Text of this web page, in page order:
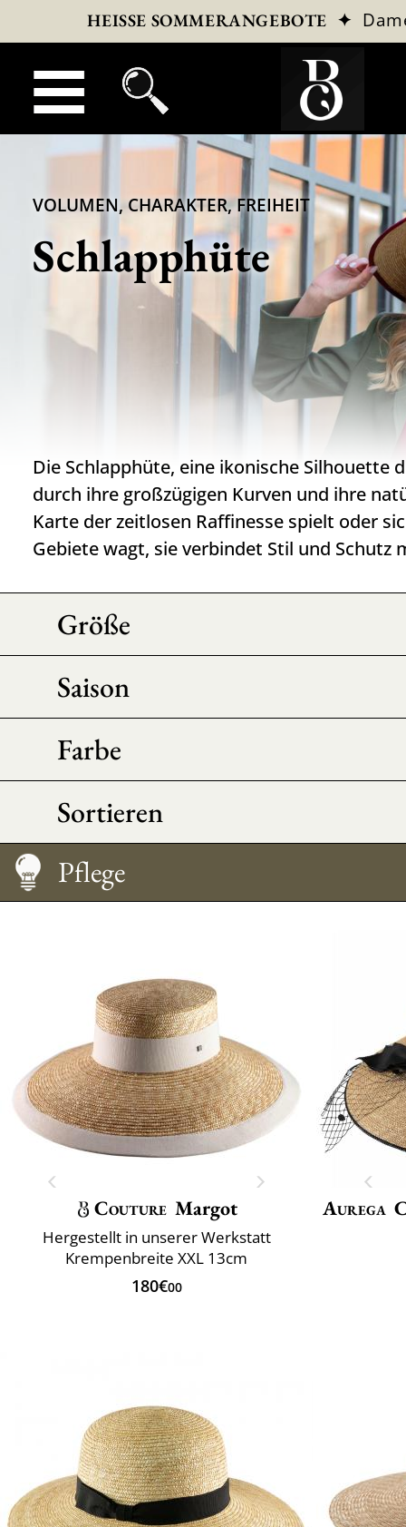
HEISSE SOMMERANGEBOTE ✦
VOLUMEN, CHARAKTER, FREIHEIT
Schlapphüte
Die Schlapphüte, eine ikonische Silhouette
durch ihre großzügigen Kurven und ihre
Karte der zeitlosen Raffinesse spielt oder
Gebiete wagt, sie verbindet Stil und
Größe
Saison
Farbe
Sortieren
Größentabelle
Pflege
Couture Margot
Hergestellt in unserer Werkstatt
Krempenbreite XXL 13cm
180€00
Aurega